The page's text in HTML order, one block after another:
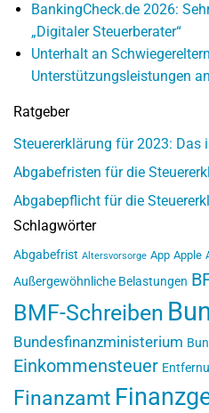
BankingCheck.de 2026:
„Digitaler Steuerberater“
Unterhalt an
Unterstützungsleistungen
Ratgeber
Steuererklärung für 2023: Das
Abgabefristen für die
Abgabepflicht für die
Schlagwörter
Abgabefrist Altersvorsorge App Apple
Außergewöhnliche Belastungen
BMF-Schreiben
Bundesfinanzministerium
Einkommensteuer
Finanzamt